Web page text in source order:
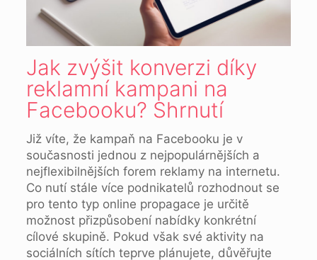
Jak zvýšit konverzi díky
reklamní kampani na
Facebooku? Shrnutí
Již víte, že kampaň na Facebooku je v
současnosti jednou z nejpopulárnějších a
nejflexibilnějších forem reklamy na internetu.
Co nutí stále více podnikatelů rozhodnout se
pro tento typ online propagace je určitě
možnost přizpůsobení nabídky konkrétní
cílové skupině. Pokud však své aktivity na
sociálních sítích teprve plánujete, důvěřujte